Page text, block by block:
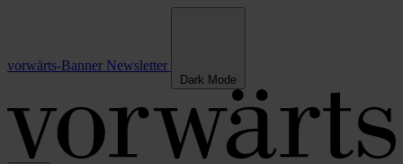
vorwärts-Banner Newsletter
Dark Mode